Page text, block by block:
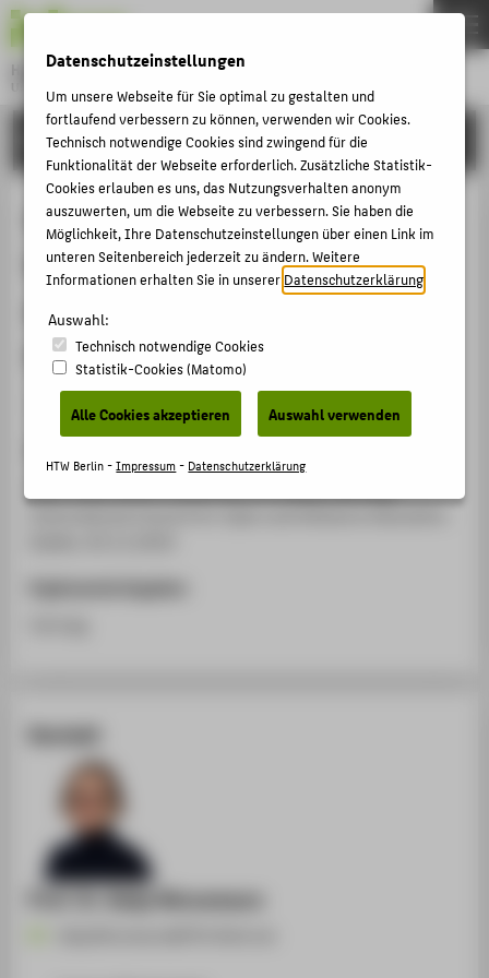
Hochschule für Technik und Wirtschaft Berlin
University of Applied Sciences
Menu
FORSCHUNG
Onlife learning spaces. How
learning takes place when physical
and virtual learning spaces are
merging
Veranstaltungsbeitrag › Vortrag › 2019
International Council for Open and Distance Education.
Kontakt
Prof. Dr. Katja Ninnemann
THEMEN
HOCHSCHULE
CAMPUS
STUDIUM
LEHRE
KARRIERE
INTERNATIONAL
INFORMATIONEN FÜR
STUDIENINTERESSIERTE
ÜBER DIE HTW BERLIN
Datenschutzeinstellungen
Um unsere Webseite für Sie optimal zu gestalten und
fortlaufend verbessern zu können, verwenden wir Cookies.
Technisch notwendige Cookies sind zwingend für die
Funktionalität der Webseite erforderlich. Zusätzliche Statistik-
Cookies erlauben es uns, das Nutzungsverhalten anonym
auszuwerten, um die Webseite zu verbessern. Sie haben die
Möglichkeit, Ihre Datenschutzeinstellungen über einen Link im
unteren Seitenbereich jederzeit zu ändern. Weitere
Informationen erhalten Sie in unsererDatenschutzerklärung
Auswahl:
Technisch notwendige Cookies
Statistik-Cookies (Matomo)
Alle Cookies akzeptieren Auswahl verwenden
HTW Berlin -Impressum- Datenschutzerklärung